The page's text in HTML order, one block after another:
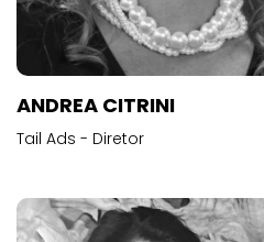
ANDREA CITRINI
Tail Ads - Diretor